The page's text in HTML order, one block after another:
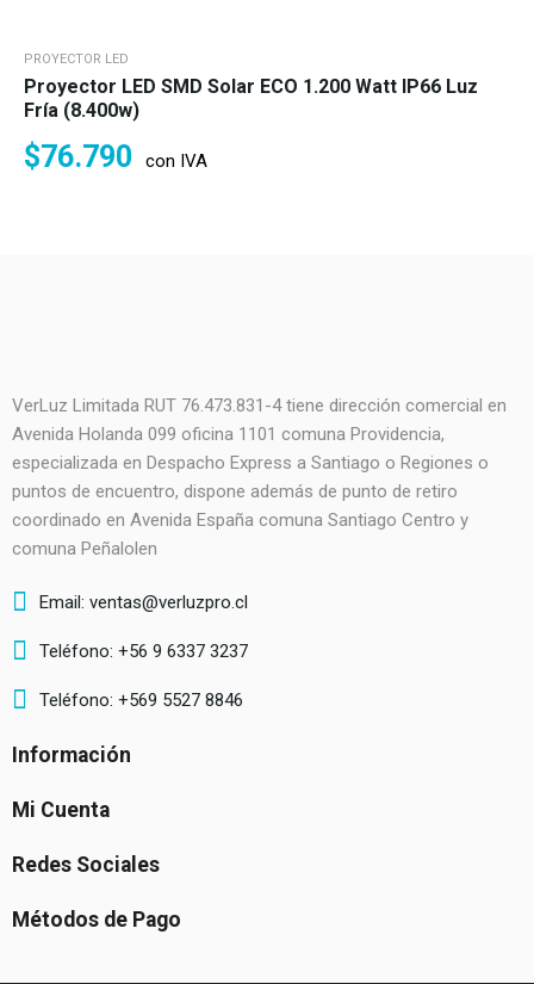
PROYECTOR LED
Proyector LED SMD Solar ECO 1.200 Watt IP66 Luz
Fría (8.400w)
$76.790 con IVA
VerLuz Limitada RUT 76.473.831-4 tiene dirección comercial en
Avenida Holanda 099 oficina 1101 comuna Providencia,
especializada en Despacho Express a Santiago o Regiones o
puntos de encuentro, dispone además de punto de retiro
coordinado en Avenida España comuna Santiago Centro y
comuna Peñalolen
Email: ventas@verluzpro.cl
Teléfono: +56 9 6337 3237
Teléfono: +569 5527 8846
Información
Mi Cuenta
Redes Sociales
Métodos de Pago